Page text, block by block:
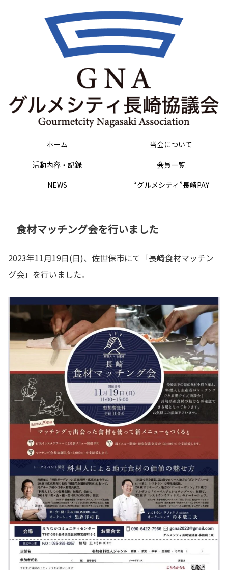
ホーム
当会について
活動内容・記録
会員一覧
NEWS
“グルメシティ”長崎PAY
食材マッチング会を行いました
2023年11月19日(日)、佐世保市にて「長崎食材マッチン
グ会」を行いました。